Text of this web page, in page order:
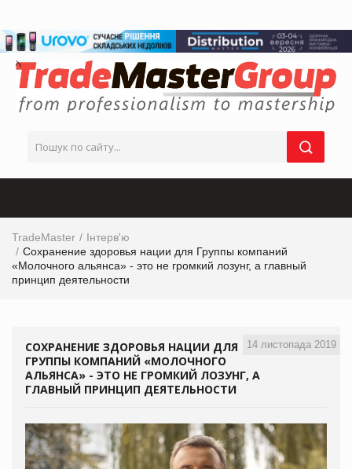
TradeMaster
Інтерв'ю
Сохранение здоровья нации для Группы компаний
«Молочного альянса» - это не громкий лозунг, а главный
принцип деятельности
14 листопада 2019
СОХРАНЕНИЕ ЗДОРОВЬЯ НАЦИИ ДЛЯ
ГРУППЫ КОМПАНИЙ «МОЛОЧНОГО
АЛЬЯНСА» - ЭТО НЕ ГРОМКИЙ ЛОЗУНГ, А
ГЛАВНЫЙ ПРИНЦИП ДЕЯТЕЛЬНОСТИ